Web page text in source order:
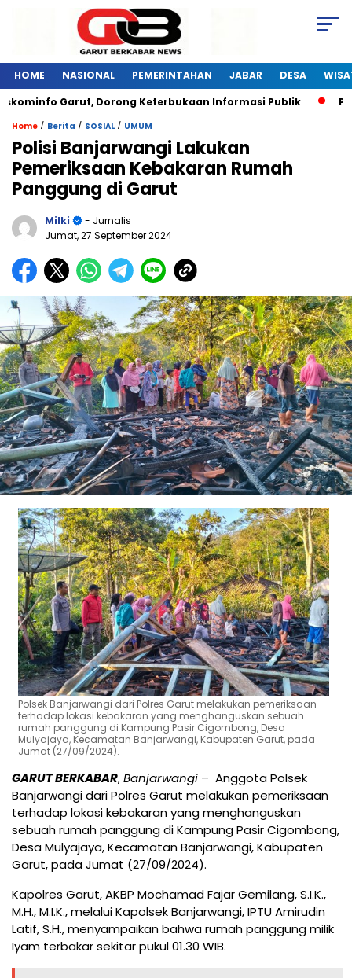
HOME NASIONAL PEMERINTAHAN JABAR DESA
Garut, Dorong Keterbukaan Informasi Publik
Home / Berita / SOSIAL / UMUM
Polisi Banjarwangi Lakukan
Pemeriksaan Kebakaran Rumah
Panggung di Garut
Milki
- Jurnalis
Jumat, 27 September 2024
Polsek Banjarwangi dari Polres Garut melakukan pemeriksaan
terhadap lokasi kebakaran yang menghanguskan sebuah
rumah panggung di Kampung Pasir Cigombong, Desa
Mulyajaya, Kecamatan Banjarwangi, Kabupaten Garut, pada
Jumat (27/09/2024).
GARUT BERKABAR,Banjarwangi – Anggota Polsek
Banjarwangi dari Polres Garut melakukan pemeriksaan
terhadap lokasi kebakaran yang menghanguskan
sebuah rumah panggung di Kampung Pasir Cigombong,
Desa Mulyajaya, Kecamatan Banjarwangi, Kabupaten
Garut, pada Jumat (27/09/2024).
Kapolres Garut, AKBP Mochamad Fajar Gemilang, S.I.K.,
M.H., M.I.K., melalui Kapolsek Banjarwangi, IPTU Amirudin
Latif, S.H., menyampaikan bahwa rumah panggung milik
Iyam terbakar sekitar pukul 01.30 WIB.